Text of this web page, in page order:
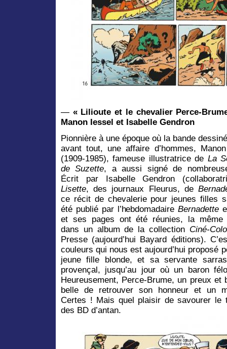
— « Lilioute et le chevalier Perce-
Manon Iessel et Isabelle Gendron
Pionnière à une époque où la bande
avant tout, une affaire d’hommes,
(1909-1985), fameuse illustratrice de La
de Suzette, a aussi signé de
Écrit par Isabelle Gendron
Lisette, des journaux Fleurus, de
ce récit de chevalerie pour jeunes filles
été publié par l’hebdomadaireBernadette
et ses pages ont été réunies, la même
dans un album de la collection Ciné-
Presse (aujourd’hui Bayard éditions).
couleurs qui nous est aujourd’hui proposé
jeune fille blonde, et sa servante
provençal, jusqu’au jour où un baron
Heureusement, Perce-Brume, un preux et
belle de retrouver son honneur et un
Certes ! Mais quel plaisir de savourer le
des BD d’antan.